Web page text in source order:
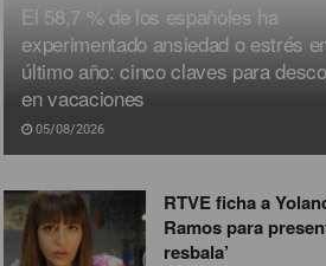
El 58,7 % de los españoles ha
experimentado ansiedad o estrés
último año: cinco claves para
en vacaciones
05/08/2026
RTVE ficha a
Ramos para
resbala’